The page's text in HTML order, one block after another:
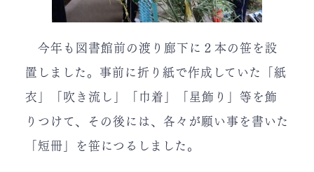
今年も図書館前の渡り廊下に２本の笹を設
置しました。事前に折り紙で作成していた「紙
衣」「吹き流し」「巾着」「星飾り」等を飾
りつけて、その後には、各々が願い事を書いた
「短冊」を笹につるしました。